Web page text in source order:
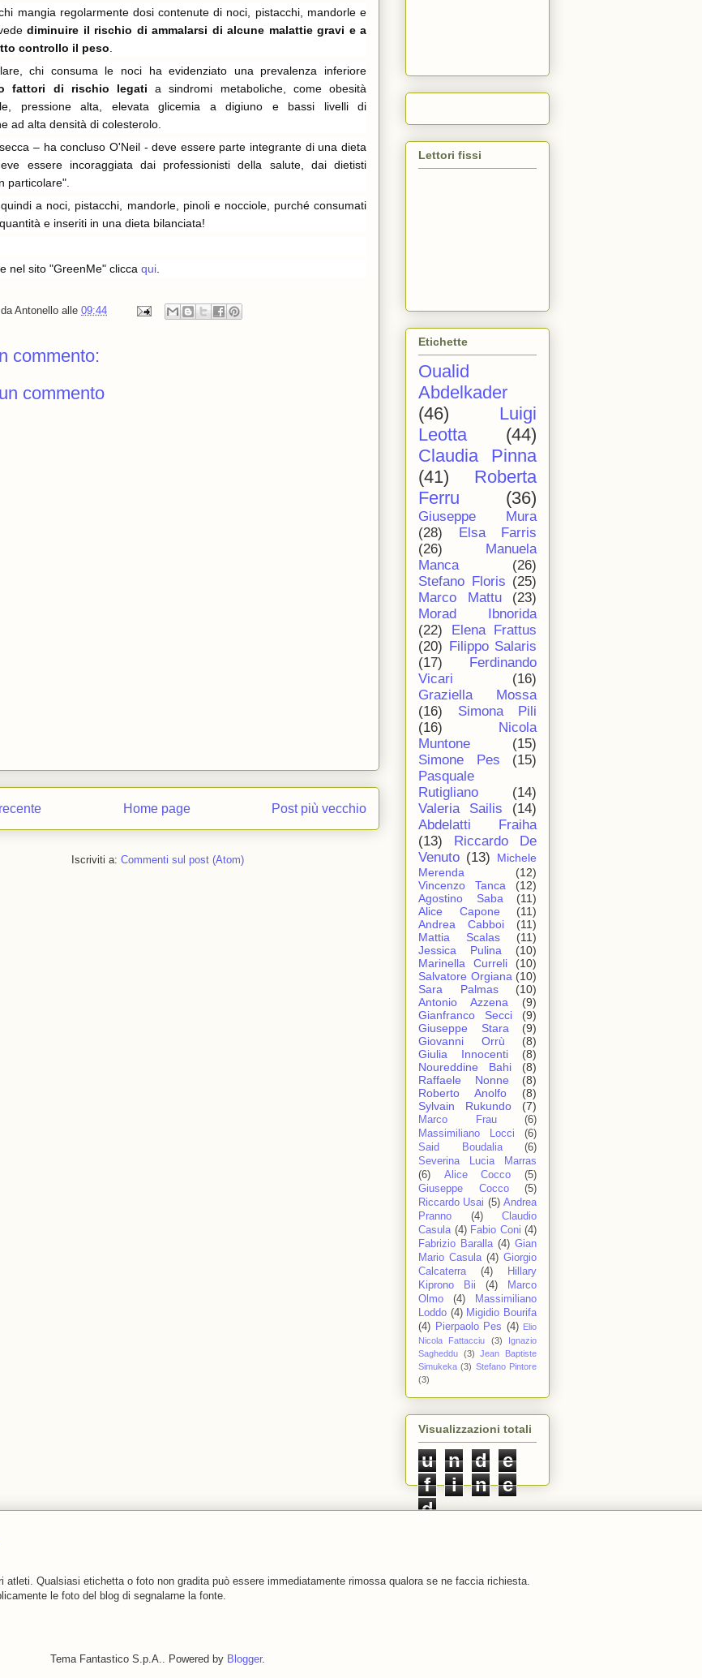
mangia regolarmente dosi contenute di noci, pistacchi, mandorle e
diminuire il rischio di ammalarsi di alcune malattie gravi e a
controllo il peso
chi consuma le noci ha evidenziato una prevalenza inferiore
fattori di rischio legati a sindromi metaboliche, come obesità
pressione alta, elevata glicemia a digiuno e bassi livelli di
ad alta densità di colesterolo.
– ha concluso O'Neil -deve essere parte integrante di una dieta
essere incoraggiata dai professionisti della salute, dai dietisti
particolare".
a noci, pistacchi, mandorle, pinoli e nocciole, purché consumati
e inseriti in una dieta bilanciata!
nel sito "GreenMe" clicca qui
Antonello alle 09:44
commento:
commento
Post più vecchio
Home page
Iscriviti a: Commenti sul post (Atom)
Lettori fissi
Etichette
Oualid
Abdelkader
(46)
Luigi
Leotta
(44)
Claudia Pinna
(41)
Roberta
Ferru
(36)
Giuseppe Mura
(28)
Elsa Farris
(26)
Manuela
Manca
(26)
Stefano Floris (25)
Marco Mattu
(23)
Morad Ibnorida
(22)
Elena Frattus
(20)
Filippo Salaris
(17)
Ferdinando
Vicari
(16)
Graziella Mossa
(16)
Simona Pili
(16)
Nicola
Muntone
(15)
Simone Pes
(15)
Pasquale
Rutigliano
(14)
Valeria Sailis
(14)
Abdelatti Fraiha
(13)
Riccardo De
Venuto (13)
Michele
Merenda
(12)
Vincenzo Tanca
(12)
Agostino Saba
(11)
Alice Capone
(11)
Andrea Cabboi
(11)
Mattia Scalas
(11)
Jessica Pulina
(10)
Marinella Curreli
(10)
Salvatore Orgiana (10)
Sara Palmas
(10)
Antonio Azzena
(9)
Gianfranco Secci
(9)
Giuseppe Stara
(9)
Giovanni Orrù
(8)
Giulia Innocenti
(8)
Noureddine Bahi
(8)
Raffaele Nonne
(8)
Roberto Anolfo
(8)
Sylvain Rukundo
(7)
Marco Frau
(6)
Massimiliano Locci
(6)
Said Boudalia
(6)
Severina Lucia Marras
(6)
Alice Cocco
(5)
Giuseppe Cocco
(5)
Riccardo Usai (5) Andrea
Pranno
(4)
Claudio
Casula (4) Fabio Coni (4)
Fabrizio Baralla (4) Gian
Mario Casula (4) Giorgio
Calcaterra
(4)
Hillary
Kiprono Bii
(4)
Marco
Olmo
(4)
Massimiliano
Loddo (4) Migidio Bourifa
(4) Pierpaolo Pes (4)
Elio
Nicola Fattacciu
(3)
Ignazio
Sagheddu (3)
Jean Baptiste
Simukeka (3) Stefano Pintore
(3)
Visualizzazioni totali
u n d
e
f
i n
e
d
atleti. Qualsiasi etichetta o foto non gradita può essere immediatamente rimossa qualora se ne faccia richiesta.
le foto del blog di segnalarne la fonte.
Tema Fantastico S.p.A.. Powered by Blogger.